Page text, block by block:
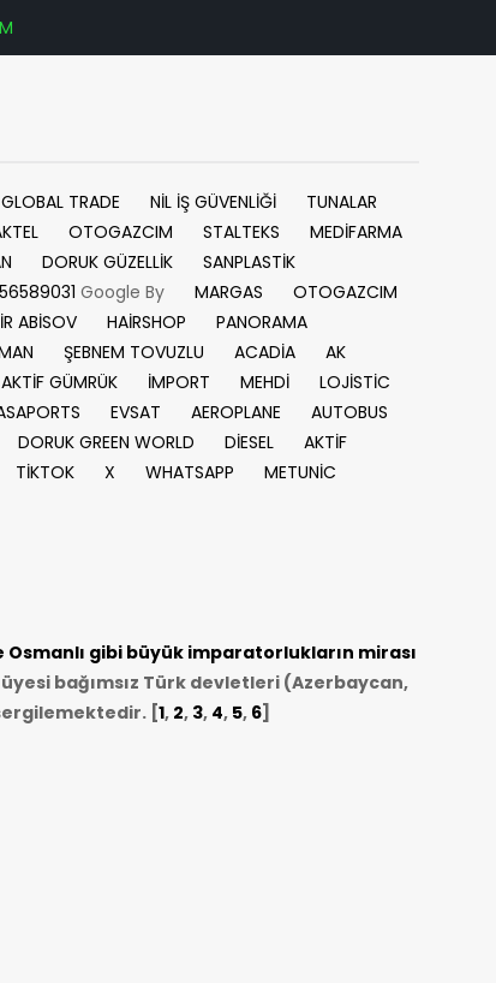
TRADE NİL İŞ GÜVENLİĞİ
TUNALAR
OTOGAZCIM STALTEKS
MEDİFARMA
DORUK GÜZELLİK
SANPLASTİK
Google By MARGAS
OTOGAZCIM
ABİSOV HAİRSHOP
PANORAMA
ŞEBNEM TOVUZLU ACADİA
AK
AKTİF GÜMRÜK İMPORT MEHDİ
LOJİSTİC
EVSAT AEROPLANE
AUTOBUS
DORUK GREEN WORLD DİESEL
AKTİF
TİKTOK X WHATSAPP
METUNİC
gibi büyük imparatorlukların mirası
bağımsız Türk devletleri (Azerbaycan,
[1, 2, 3, 4, 5, 6]